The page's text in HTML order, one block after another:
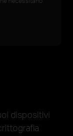
dispositivi